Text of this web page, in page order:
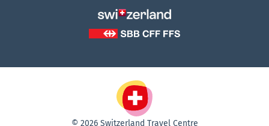
© 2026 Switzerland Travel Centre